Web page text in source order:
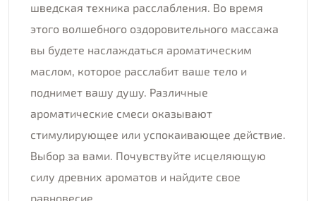
шведская техника расслабления. Во время
этого волшебного оздоровительного массажа
вы будете наслаждаться ароматическим
маслом, которое расслабит ваше тело и
поднимет вашу душу. Различные
ароматические смеси оказывают
стимулирующее или успокаивающее действие.
Выбор за вами. Почувствуйте исцеляющую
силу древних ароматов и найдите свое
равновесие.